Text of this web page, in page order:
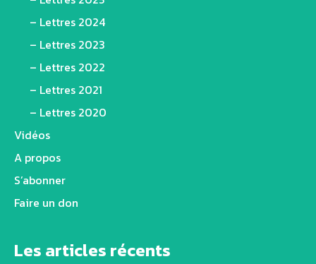
– Lettres 2024
– Lettres 2023
– Lettres 2022
– Lettres 2021
– Lettres 2020
Vidéos
A propos
S’abonner
Faire un don
Les articles récents